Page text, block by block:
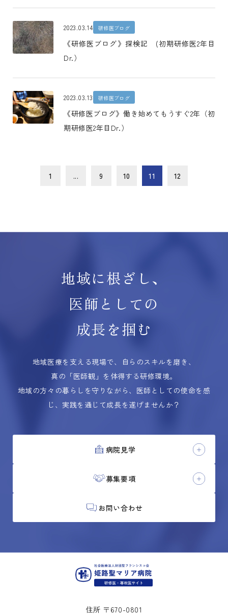
2023.03.14 研修医ブログ
《研修医ブログ》探検記 (初期研修医2年目
Dr.）
2023.03.13 研修医ブログ
《研修医ブログ》働き始めてもうすぐ2年（初
期研修医2年目Dr.）
1 ... 9 10 11 12
地域に根ざし、
医師としての
成長を掴む
地域医療を支える現場で、自らのスキルを磨き、
真の「医師観」を体得する研修環境。
地域の方々の暮らしを守りながら、医師としての使命を感
じ、実践を通じて成長を遂げませんか？
病院見学
募集要項
お問い合わせ
住所 〒670-0801